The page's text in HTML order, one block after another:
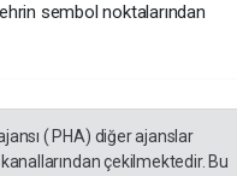
sembol noktalarından
( PHA) diğer ajanslar
çekilmektedir. Bu